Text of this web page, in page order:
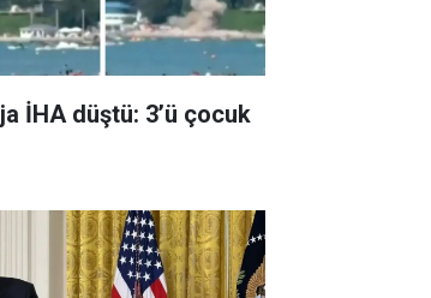
İHA düştü: 3’ü çocuk